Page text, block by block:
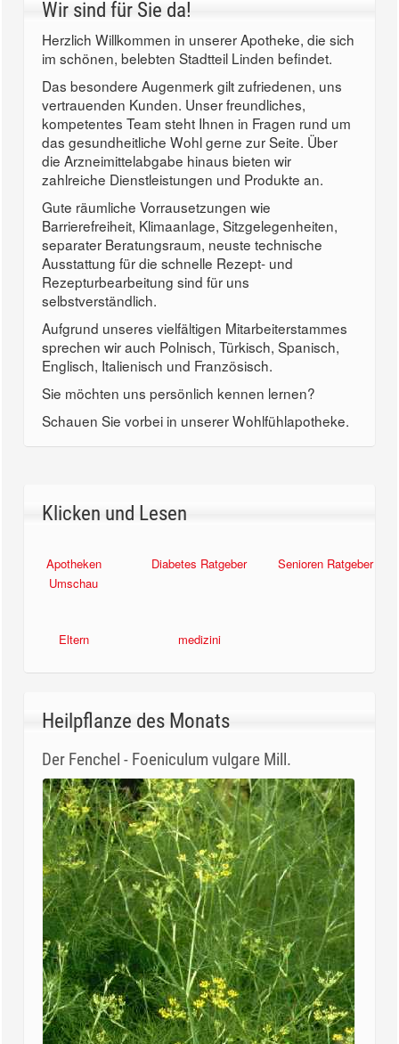
Wir sind für Sie da!
Herzlich Willkommen in unserer Apotheke, die sich
im schönen, belebten Stadtteil Linden befindet.
Das besondere Augenmerk gilt zufriedenen, uns
vertrauenden Kunden. Unser freundliches,
kompetentes Team steht Ihnen in Fragen rund um
das gesundheitliche Wohl gerne zur Seite. Über
die Arzneimittelabgabe hinaus bieten wir
zahlreiche Dienstleistungen und Produkte an.
Gute räumliche Vorrausetzungen wie
Barrierefreiheit, Klimaanlage, Sitzgelegenheiten,
separater Beratungsraum, neuste technische
Ausstattung für die schnelle Rezept- und
Rezepturbearbeitung sind für uns
selbstverständlich.
Aufgrund unseres vielfältigen Mitarbeiterstammes
sprechen wir auch Polnisch, Türkisch, Spanisch,
Englisch, Italienisch und Französisch.
Sie möchten uns persönlich kennen lernen?
Schauen Sie vorbei in unserer Wohlfühlapotheke.
Klicken und Lesen
Apotheken
Umschau
Diabetes Ratgeber Senioren Ratgeber
Eltern medizini
Heilpflanze des Monats
Der Fenchel - Foeniculum vulgare Mill.